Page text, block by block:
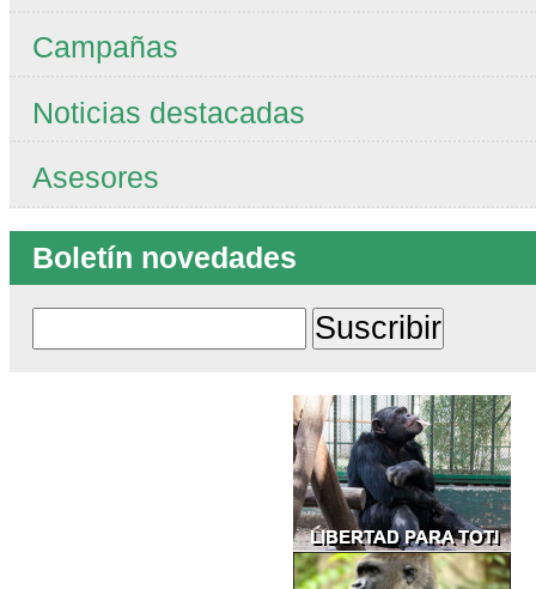
Campañas
Noticias destacadas
Asesores
Boletín novedades